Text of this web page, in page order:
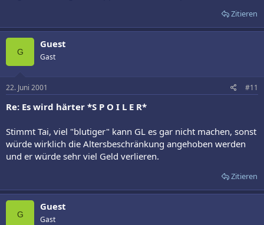
Zitieren
G
Guest
Gast
22. Juni 2001 #11
Re: Es wird härter *S P O I L E R*
Stimmt Tai, viel "blutiger" kann GL es gar nicht machen, sonst
würde wirklich die Altersbeschränkung angehoben werden
und er würde sehr viel Geld verlieren.
Zitieren
G
Guest
Gast